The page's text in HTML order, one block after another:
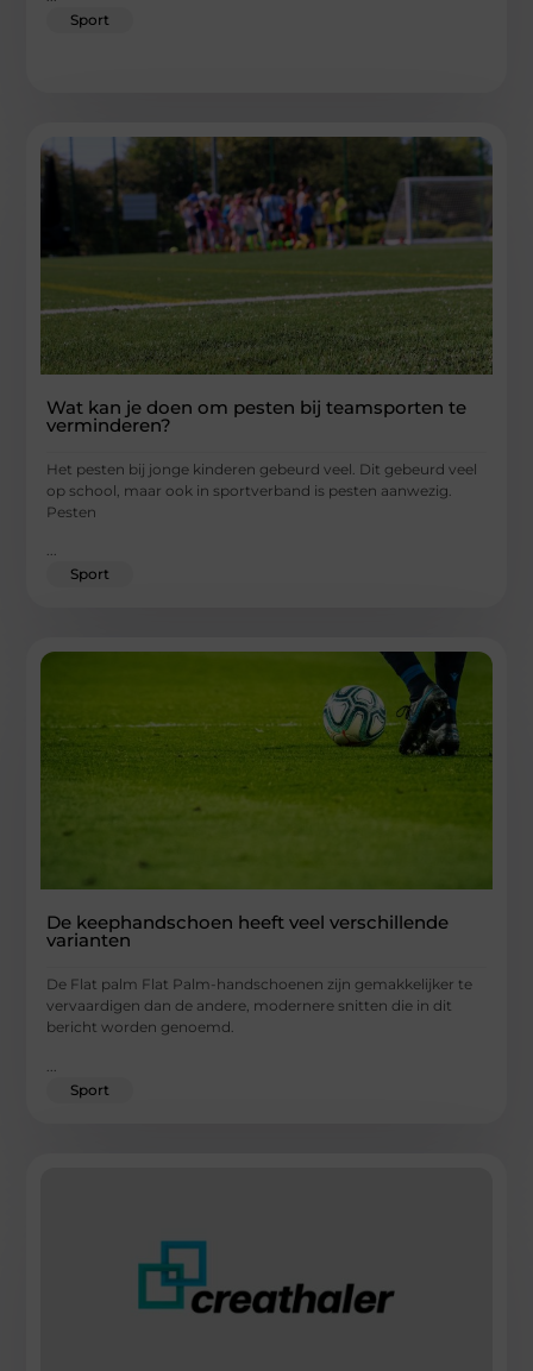
Sport
Wat kan je doen om pesten bij teamsporten te
verminderen?
Het pesten bij jonge kinderen gebeurd veel. Dit gebeurd veel
op school, maar ook in sportverband is pesten aanwezig.
Pesten
...
Sport
De keephandschoen heeft veel verschillende
varianten
De Flat palm Flat Palm-handschoenen zijn gemakkelijker te
vervaardigen dan de andere, modernere snitten die in dit
bericht worden genoemd.
Sport